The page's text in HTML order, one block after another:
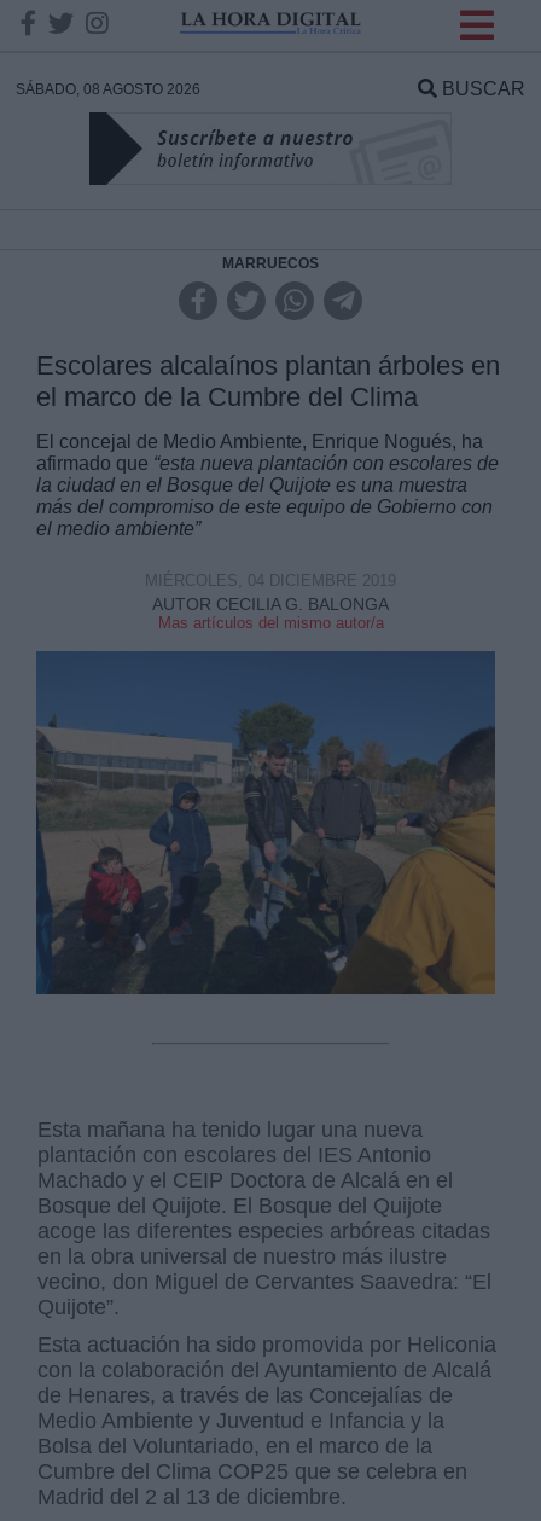
SÁBADO, 08 AGOSTO 2026 BUSCAR
MARRUECOS
Escolares alcalaínos plantan árboles en
el marco de la Cumbre del Clima
El concejal de Medio Ambiente, Enrique Nogués, ha
afirmado que “esta nueva plantación con escolares de
la ciudad enel Bosque del Quijote es una muestra
más del compromiso de este equipo de Gobierno con
el medio ambiente”
AUTOR CECILIA G. BALONGA
Mas artículos del mismo autor/a
MIÉRCOLES, 04 DICIEMBRE 2019
Esta mañana ha tenido lugar una nueva
plantación con escolares del IES Antonio
Machado y el CEIP Doctora de Alcalá en el
Bosque del Quijote. El Bosque del Quijote
acoge las diferentes especies arbóreas citadas
en la obra universal de nuestro más ilustre
vecino, don Miguel de Cervantes Saavedra: “El
Quijote”.
Esta actuación ha sido promovida por Heliconia
con la colaboración del Ayuntamiento de Alcalá
de Henares, a través de las Concejalías de
Medio Ambiente y Juventud e Infancia y la
Bolsa del Voluntariado, en el marco de la
Cumbre del Clima COP25 que se celebra en
Madrid del 2 al 13 de diciembre.
DATOS
Responsable:
Legitimación:
Destinatarios:
link
Información adicional